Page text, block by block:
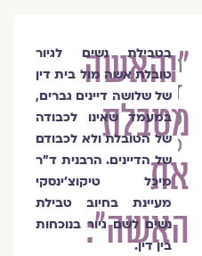
"והאשה
מטבלת
את
האשה":
הרבנית
ד"ר
מיכל
טיקוצ'ינסקי
בטבילת נשים לגיור
טובלת אשה מול בית דין
של שלושה דיינים גברים,
במעמד שאינו לכבודה
של הטובלת ולא לכבודם
של הדיינים. הרבנית ד"ר
מיכל טיקוצ'ינסקי
מעיינת בחיוב טבילת
נשים לשם גיור בנוכחות
בין דין.